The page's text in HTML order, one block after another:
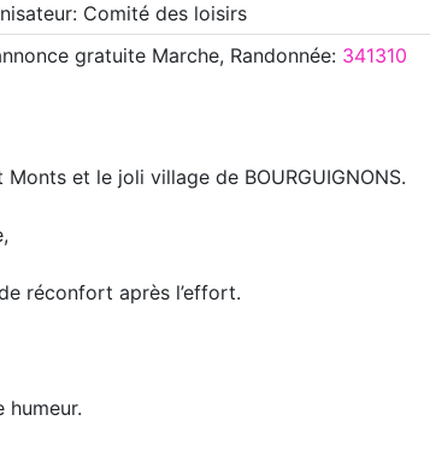
Comité des loisirs
gratuite Marche, Randonnée: 341310
et le joli village de BOURGUIGNONS.
réconfort après l’effort.
humeur.